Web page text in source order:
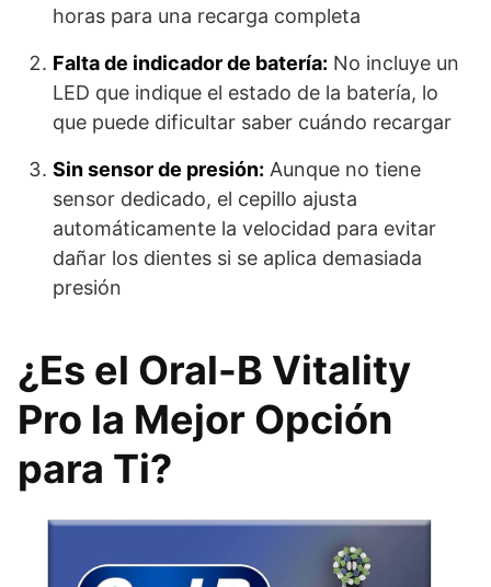
horas para una recarga completa
Falta de indicador de batería: No incluye un
LED que indique el estado de la batería, lo
que puede dificultar saber cuándo recargar
Sin sensor de presión: Aunque no tiene
sensor dedicado, el cepillo ajusta
automáticamente la velocidad para evitar
dañar los dientes si se aplica demasiada
presión
¿Es el Oral-B Vitality
Pro la Mejor Opción
para Ti?